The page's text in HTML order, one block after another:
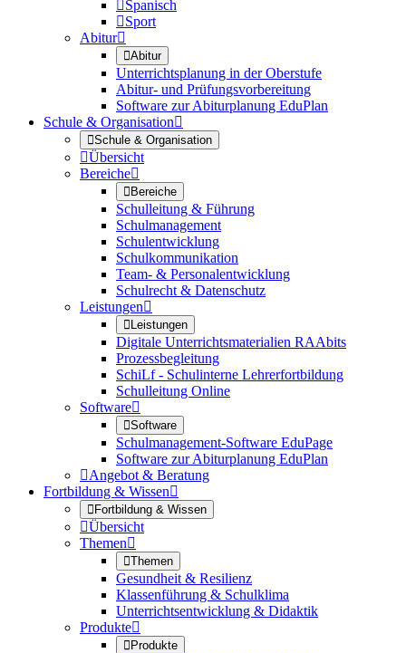
Spanisch
Sport
Abitur
Abitur
Unterrichtsplanung in der Oberstufe
Abitur- und Prüfungsvorbereitung
Software zur Abiturplanung EduPlan
Schule & Organisation
Schule & Organisation
Übersicht
Bereiche
Bereiche
Schulleitung & Führung
Schulmanagement
Schulentwicklung
Schulkommunikation
Team- & Personalentwicklung
Schulrecht & Datenschutz
Leistungen
Leistungen
Digitale Unterrichtsmaterialien RAAbits
Prozessbegleitung
SchiLf - Schulinterne Lehrerfortbildung
Schulleitung Online
Software
Software
Schulmanagement-Software EduPage
Software zur Abiturplanung EduPlan
Angebot & Beratung
Fortbildung & Wissen
Fortbildung & Wissen
Übersicht
Themen
Themen
Gesundheit & Resilienz
Klassenführung & Schulklima
Unterrichtsentwicklung & Didaktik
Produkte
Produkte